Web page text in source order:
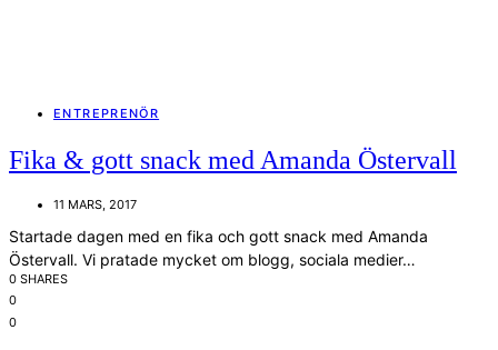
ENTREPRENÖR
Fika & gott snack med Amanda Östervall
11 MARS, 2017
Startade dagen med en fika och gott snack med Amanda
Östervall. Vi pratade mycket om blogg, sociala medier…
0 SHARES
0
0